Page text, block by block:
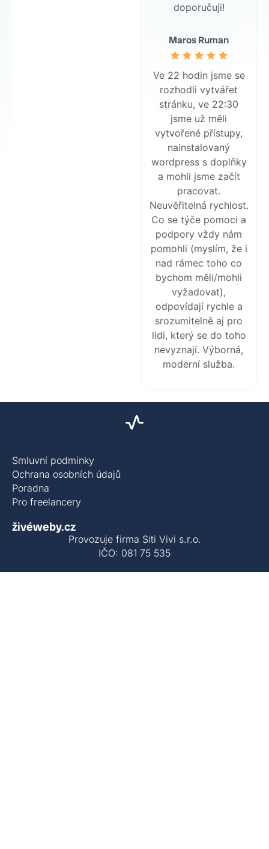
doporučuji!
Maros Ruman
Ve 22 hodin jsme se
rozhodli vytvářet
stránku, ve 22:30
jsme už měli
vytvořené přístupy,
nainstalovaný
wordpress s doplňky
a mohli jsme začít
pracovat.
Neuvěřitelná rychlost.
Co se týče pomoci a
podpory vždy nám
pomohli (myslím, že i
nad rámec toho co
bychom měli/mohli
vyžadovat),
odpovídají rychle a
srozumitelně aj pro
lidi, který se do toho
nevyznají. Výborná,
moderní služba.
Smluvní podmínky
Ochrana osobních údajů
Poradna
Pro freelancery
živéweby.cz
Provozuje firma Siti Vivi s.r.o.
IČO: 081 75 535